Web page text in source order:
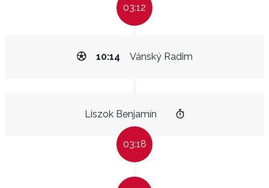
03:12
Vánský Radim
10:14
Liszok Benjamín
03:18